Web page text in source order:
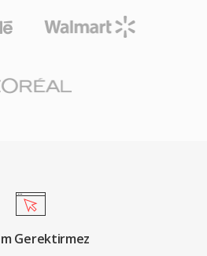
platformlarında iş
arası gidiş-dönüş
yeniden yapılandırma
ID3v1, ID3v2 ve APEv2 üst
donanım desteği
taraf
ses alanında daha büyük
Gerektirmez